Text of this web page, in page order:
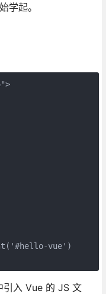
学起。
vue')
引入 Vue 的 JS 文